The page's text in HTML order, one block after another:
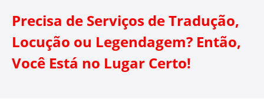
Precisa de Serviços de Tradução,
Locução ou Legendagem? Então,
Você Está no Lugar Certo!